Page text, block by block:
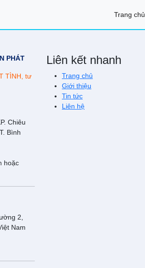
Trang chủ
PHÁT​
TÌNH, tư
Chiêu
Bình
hoặc
2,
Nam
Liên kết nhanh
Trang chủ
Giới thiệu
Tin tức
Liên hệ